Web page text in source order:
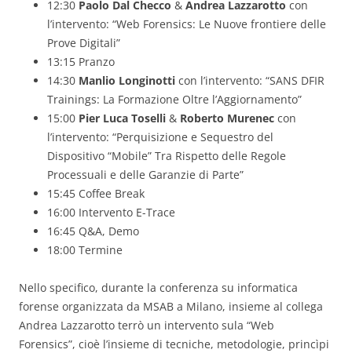
12:30 Paolo Dal Checco & Andrea Lazzarotto con
l’intervento: “Web Forensics: Le Nuove frontiere delle
Prove Digitali”
13:15 Pranzo
14:30 Manlio Longinotti con l’intervento: “SANS DFIR
Trainings: La Formazione Oltre l’Aggiornamento”
15:00 Pier Luca Toselli & Roberto Murenec con
l’intervento: “Perquisizione e Sequestro del
Dispositivo “Mobile” Tra Rispetto delle Regole
Processuali e delle Garanzie di Parte”
15:45 Coffee Break
16:00 Intervento E-Trace
16:45 Q&A, Demo
18:00 Termine
Nello specifico, durante la conferenza su informatica
forense organizzata da MSAB a Milano, insieme al collega
Andrea Lazzarotto terrò un intervento sula “Web
Forensics”, cioè l’insieme di tecniche, metodologie, princìpi